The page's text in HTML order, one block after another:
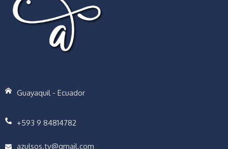
Guayaquil - Ecuador
+593 9 84814782
azulsos.tv@gmail.com